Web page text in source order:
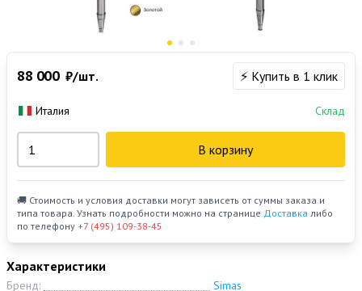
Характеристики
Бренд:
Simas
88 000 ₽/шт. ⚡ Купить в 1 клик
Италия Склад
В корзину
🚚 Стоимость и условия доставки могут зависеть от суммы заказа и
типа товара. Узнать подробности можно на странице Доставка либо
по телефону +7 (495) 109-38-45